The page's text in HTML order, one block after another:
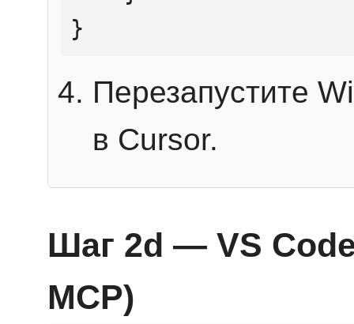
}
Перезапустите
в Cursor.
Шаг 2d — VS
MCP)